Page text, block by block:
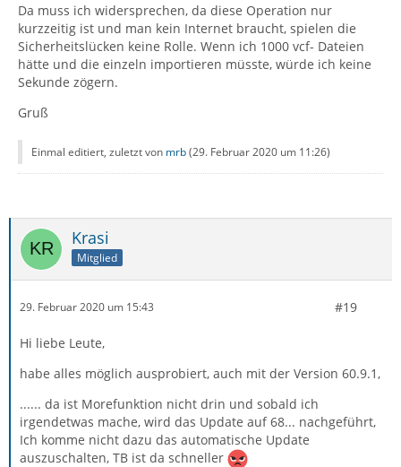
Da muss ich widersprechen, da diese Operation nur
kurzzeitig ist und man kein Internet braucht, spielen die
Sicherheitslücken keine Rolle. Wenn ich 1000 vcf- Dateien
hätte und die einzeln importieren müsste, würde ich keine
Sekunde zögern.
Gruß
Einmal editiert, zuletzt von mrb(29. Februar 2020 um 11:26)
Krasi
Mitglied
29. Februar 2020 um 15:43 #19
Hi liebe Leute,
habe alles möglich ausprobiert, auch mit der Version 60.9.1,
...... da ist Morefunktion nicht drin und sobald ich
irgendetwas mache, wird das Update auf 68... nachgeführt,
Ich komme nicht dazu das automatische Update
auszuschalten, TB ist da schneller